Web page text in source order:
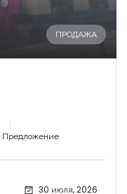
ПРОДАЖА
Предложение
30 июля, 2026